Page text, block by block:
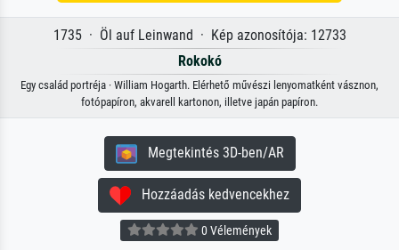
1735 · Öl auf Leinwand · Kép azonosítója: 12733
Rokokó
Egy család portréja · William Hogarth. Elérhető művészi lenyomatként vásznon,
fotópapíron, akvarell kartonon, illetve japán papíron.
Megtekintés 3D-ben/AR
Hozzáadás kedvencekhez
0 Vélemények